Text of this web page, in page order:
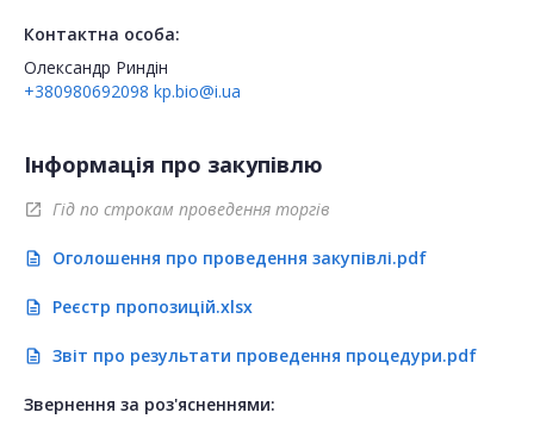
Контактна особа:
Олександр Риндін
+380980692098 kp.bio@i.ua
Інформація про закупівлю
open_in_new Гід по строкам проведення торгів
description Оголошення про проведення закупівлі.pdf
description Реєстр пропозицій.xlsx
description Звіт про результати проведення процедури.pdf
Звернення за роз'ясненнями: